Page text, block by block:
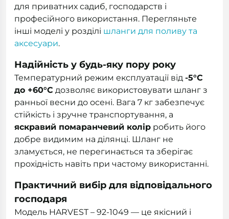
для приватних садиб, господарств і
професійного використання. Перегляньте
інші моделі у розділі шланги для поливу та
аксесуари.
Надійність у будь-яку пору року
Температурний режим експлуатації від -5°С
до +60°С дозволяє використовувати шланг з
ранньої весни до осені. Вага 7 кг забезпечує
стійкість і зручне транспортування, а
яскравий помаранчевий колір робить його
добре видимим на ділянці. Шланг не
зламується, не перегинається та зберігає
прохідність навіть при частому використанні.
Практичний вибір для відповідального
господаря
Модель HARVEST – 92-1049 — це якісний і